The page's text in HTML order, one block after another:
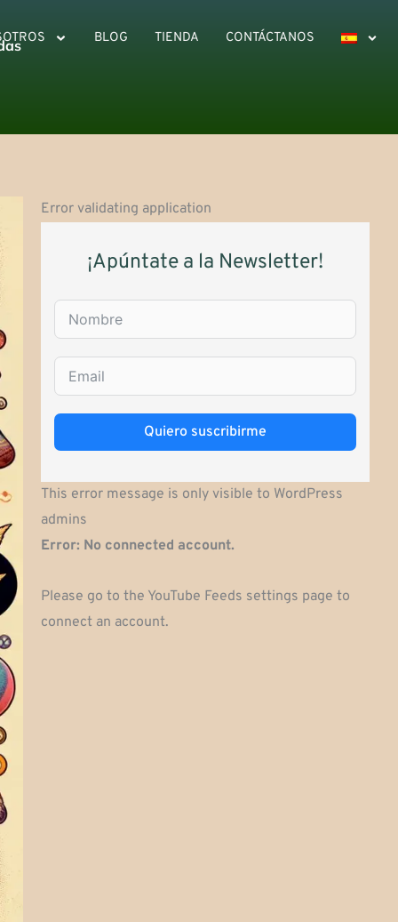
BLOG TIENDA CONTÁCTANOS
Error validating application
¡Apúntate a la Newsletter!
Quiero suscribirme
This error message is only visible to WordPress
admins
Error: No connected account.
Please go to the YouTube Feeds settings page to
connect an account.